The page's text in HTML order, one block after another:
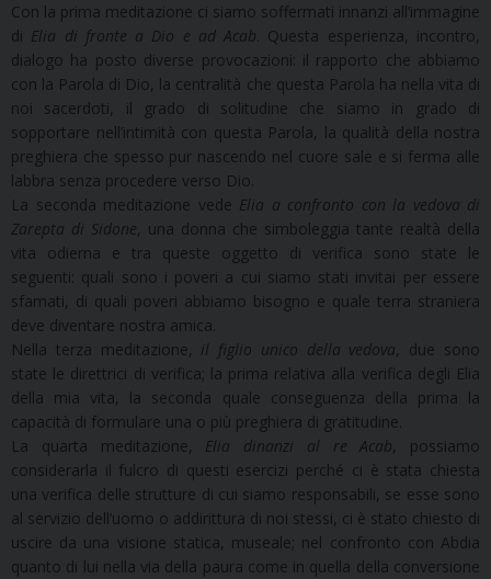
Con la prima meditazione ci siamo soffermati innanzi all’immagine
di Elia di fronte a Dio e ad Acab . Questa esperienza, incontro,
dialogo ha posto diverse provocazioni: il rapporto che abbiamo
con la Parola di Dio, la centralità che questa Parola ha nella vita di
noi sacerdoti, il grado di solitudine che siamo in grado di
sopportare nell’intimità con questa Parola, la qualità della nostra
preghiera che spesso pur nascendo nel cuore sale e si ferma alle
labbra senza procedere verso Dio.
La seconda meditazione vede Elia a confronto con la vedova di
Zarepta di Sidone, una donna che simboleggia tante realtà della
vita odierna e tra queste oggetto di verifica sono state le
seguenti: quali sono i poveri a cui siamo stati invitai per essere
sfamati, di quali poveri abbiamo bisogno e quale terra straniera
deve diventare nostra amica.
Nella terza meditazione, il figlio unico della vedova, due sono
state le direttrici di verifica; la prima relativa alla verifica degli Elia
della mia vita, la seconda quale conseguenza della prima la
capacità di formulare una o più preghiera di gratitudine.
La quarta meditazione, Elia dinanzi al re Acab, possiamo
considerarla il fulcro di questi esercizi perché ci è stata chiesta
una verifica delle strutture di cui siamo responsabili, se esse sono
al servizio dell’uomo o addirittura di noi stessi, ci è stato chiesto di
uscire da una visione statica, museale; nel confronto con Abdia
quanto di lui nella via della paura come in quella della conversione